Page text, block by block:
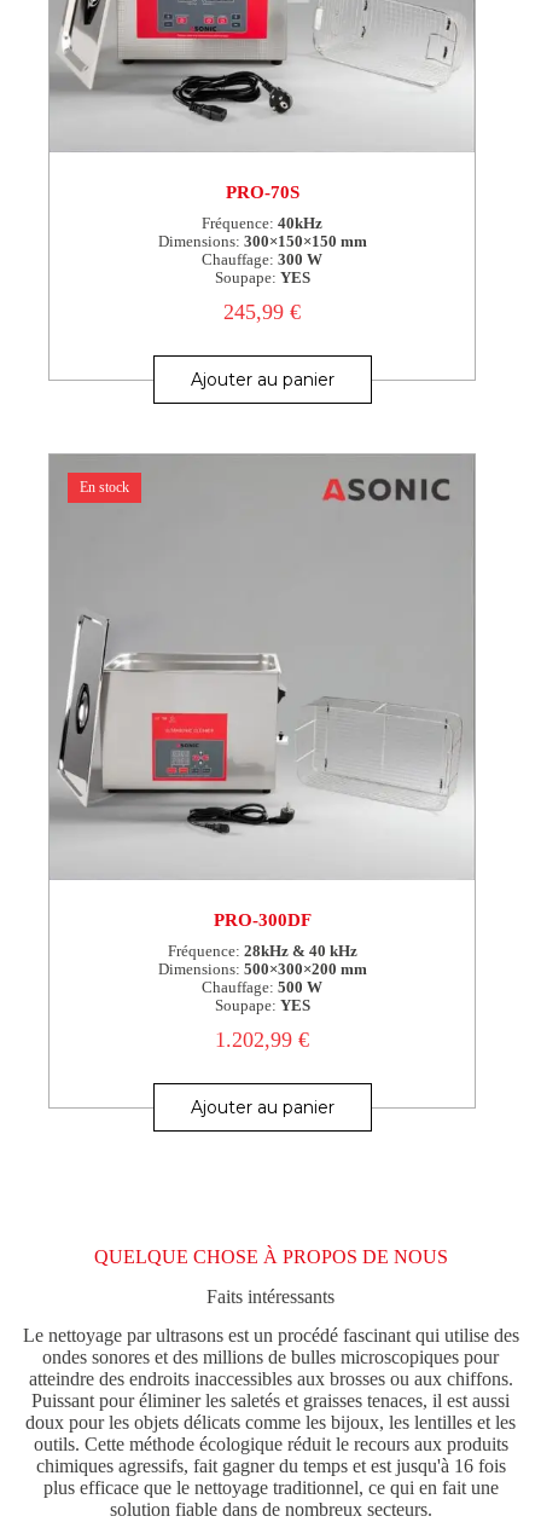
PRO-70S
Fréquence: 40kHz
Dimensions: 300×150×150 mm
Chauffage: 300 W
Soupape: YES
245,99€
Ajouter au panier
En stock
PRO-300DF
Fréquence: 28kHz & 40 kHz
Dimensions: 500×300×200 mm
Chauffage: 500 W
Soupape: YES
1.202,99€
Ajouter au panier
QUELQUE CHOSE À PROPOS DE NOUS
Faits intéressants
Le nettoyage par ultrasons est un procédé fascinant qui utilise des
ondes sonores et des millions de bulles microscopiques pour
atteindre des endroits inaccessibles aux brosses ou aux chiffons.
Puissant pour éliminer les saletés et graisses tenaces, il est aussi
doux pour les objets délicats comme les bijoux, les lentilles et les
outils. Cette méthode écologique réduit le recours aux produits
chimiques agressifs, fait gagner du temps et est jusqu'à 16 fois
plus efficace que le nettoyage traditionnel, ce qui en fait une
solution fiable dans de nombreux secteurs.